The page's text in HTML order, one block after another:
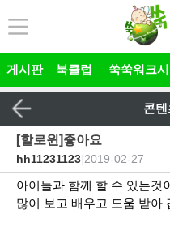
게시판 북클럽 쑥쑥워크
콘
[할로윈]좋아요
hh11231123 2019-02-27
아이들과 함께 할 수 있는것
많이 보고 배우고 도움 받아